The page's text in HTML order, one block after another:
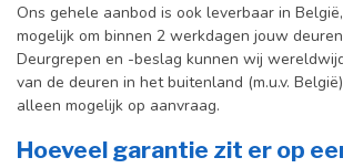
Ons gehele aanbod is ook leverbaar in
mogelijk om binnen 2 werkdagen jouw
Deurgrepen en -beslag kunnen wij
van de deuren in het buitenland (m.u.v.
alleen mogelijk op aanvraag.
Hoeveel garantie zit er op